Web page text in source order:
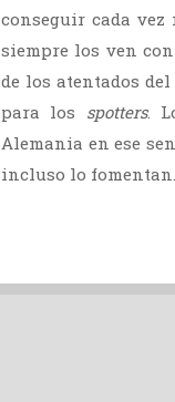
conseguir cada vez
siempre los ven
de los atentados
para los spotters.
Alemania en ese
incluso lo fomentan.